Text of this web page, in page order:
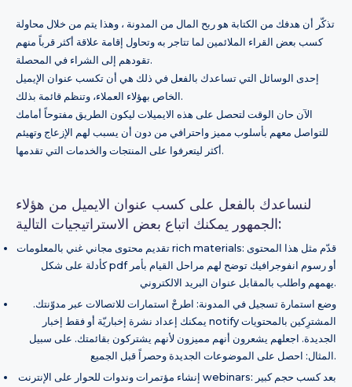
تذكّر أن هدفك من الكتابة هو ربح المال من المدونة ، وهذا يتم من خلال محاولة
كسب بعض القراء الملائمين لما تتاجر به وتحاول إقامة علاقة أكثر قرباً منهم
تقودهم إلى الشراء في المحصلة.
إحدى الوسائل التي تساعدك بالفعل في ذلك هي أن تكسب عنوان الإيميل
الخاص بهؤلاء العملاء، وتنظم قائمة بذلك.
الآن حان الوقت لتحصل على هذه الايميلات ليكون الطريق مفتوحاً أمامك
للتواصل معهم بأسلوب مميز واحترافي من دون أن يسبب لهم الإزعاج وتهيئم
أكثر ليتعرفوا على المنتجات والخدمات التي تقدمها.
لنساعدك بالفعل على كسب عنوان الايميل من هؤلاء
الجمهور يمكنك اتباع بعض الاستراتيجيات التالية:
تقديم محتوى مجاني غني بالمعلومات rich materials: قدّم مثل هذا المحتوى
كأدلة على شكل pdf أو رسوم انفوجرافيك توضح لهم مراحل القيام بأمر
يهمهم واطلب بالمقابل عنوان البريد الالكتروني.
وضع استمارة تسجيل في المدونة: اطرحْ استمارات للاتصالات عبر مدوّنتك.
يمكنك إعداد نشرة إخباريّة أو فقط إخبار notify المشترِكين بالمحتويات
الجديدة. اجعلهم يشعرون أنهم مميزون لأنهم يشتركون بقائمتك. على سبيل
المثال: احصل على الموضوعات الجديدة وحصراً قبل الجميع.
إنشاء مؤتمرات وندوات للحوار على الإنترنت webinars: بعد كسب حجم كبير